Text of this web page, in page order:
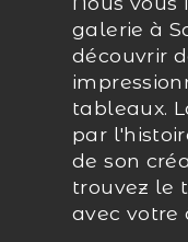
galerie à
découvrir
tableaux.
par
de son
trouvez le
avec votre